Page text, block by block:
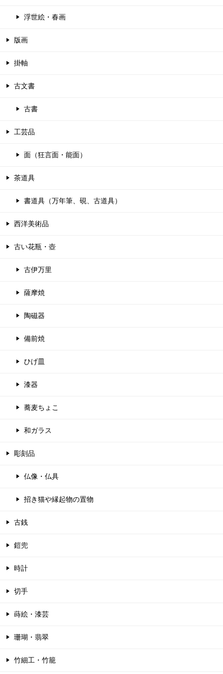
浮世絵・春画
版画
掛軸
古文書
古書
工芸品
面（狂言面・能面）
茶道具
書道具（万年筆、硯、古道具）
西洋美術品
古い花瓶・壺
古伊万里
薩摩焼
陶磁器
備前焼
ひげ皿
漆器
蕎麦ちょこ
和ガラス
彫刻品
仏像・仏具
招き猫や縁起物の置物
古銭
鎧兜
時計
切手
蒔絵・漆芸
珊瑚・翡翠
竹細工・竹籠